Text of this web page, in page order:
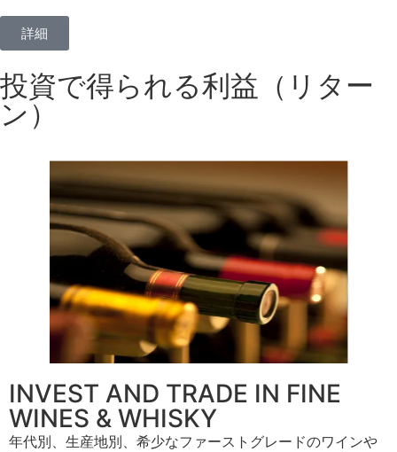
詳細
投資で得られる利益（リター
ン）
INVEST AND TRADE IN FINE
WINES​ & WHISKY
年代別、生産地別、希少なファーストグレードのワインや